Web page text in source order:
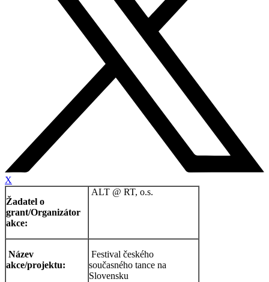
X
Žadatel o
grant/Organizátor
akce:
ALT @ RT, o.s.
Název
akce/projektu:
Festival českého
současného tance na
Slovensku